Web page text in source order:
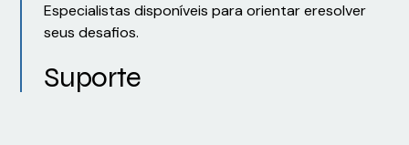
Especialistas disponíveis para orientar eresolver
seus desafios.
Suporte